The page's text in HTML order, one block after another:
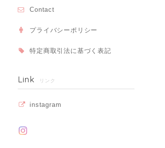
Contact
プライバシーポリシー
特定商取引法に基づく表記
Link リンク
instagram